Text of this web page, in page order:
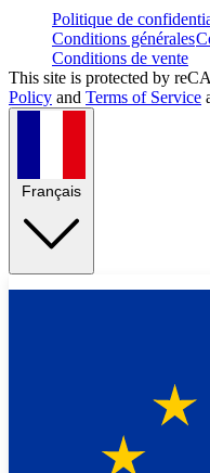
Politique de
Conditions générales
Conditions de vente
This site is protected by
Policy and Terms of Service
Français